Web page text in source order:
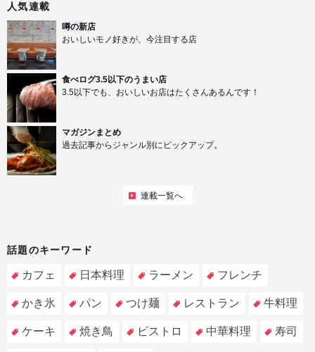
人気連載
噂の新店
おいしいモノ好きが、今注目する店
食べログ3.5以下のうまい店
3.5以下でも、おいしいお店はたくさんあるんです！
マガジンまとめ
過去記事からジャンル別にピックアップ。
連載一覧へ
話題のキーワード
カフェ 日本料理 ラーメン フレンチ
かき氷 パン つけ麺 レストラン 牛料理
ケーキ 焼き鳥 ビストロ 中華料理 寿司